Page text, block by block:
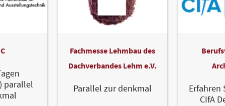
parallel
Fachmesse Lehmbau des
Dachverbandes Lehm e.V.
Parallel zur denkmal
Erfahren
CIfA